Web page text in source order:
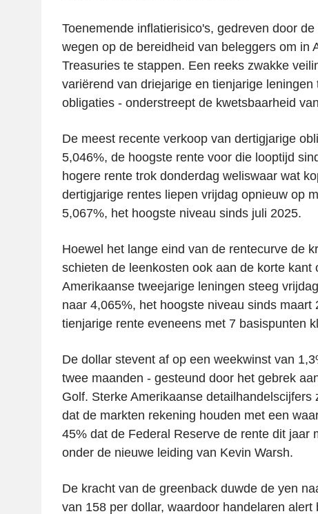
Toenemende inflatierisico's, gedreven door
wegen op de bereidheid van beleggers om in
Treasuries te stappen. Een reeks zwakke
variërend van driejarige en tienjarige leningen
obligaties - onderstreept de kwetsbaarheid
De meest recente verkoop van dertigjarige
5,046%, de hoogste rente voor die looptijd
hogere rente trok donderdag weliswaar wat
dertigjarige rentes liepen vrijdag opnieuw op
5,067%, het hoogste niveau sinds juli 2025.
Hoewel het lange eind van de rentecurve de
schieten de leenkosten ook aan de korte kant
Amerikaanse tweejarige leningen steeg
naar 4,065%, het hoogste niveau sinds maart
tienjarige rente eveneens met 7 basispunten
De dollar stevent af op een weekwinst van
twee maanden - gesteund door het gebrek
Golf. Sterke Amerikaanse detailhandelscijfers
dat de markten rekening houden met een
45% dat de Federal Reserve de rente dit jaar
onder de nieuwe leiding van Kevin Warsh.
De kracht van de greenback duwde de yen
van 158 per dollar, waardoor handelaren alert